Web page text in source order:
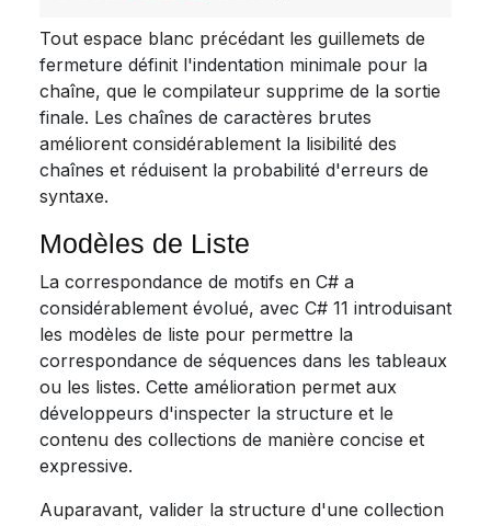
Tout espace blanc précédant les guillemets de
fermeture définit l'indentation minimale pour la
chaîne, que le compilateur supprime de la sortie
finale. Les chaînes de caractères brutes
améliorent considérablement la lisibilité des
chaînes et réduisent la probabilité d'erreurs de
syntaxe.
Modèles de Liste
La correspondance de motifs en C# a
considérablement évolué, avec C# 11 introduisant
les modèles de liste pour permettre la
correspondance de séquences dans les tableaux
ou les listes. Cette amélioration permet aux
développeurs d'inspecter la structure et le
contenu des collections de manière concise et
expressive.
Auparavant, valider la structure d'une collection